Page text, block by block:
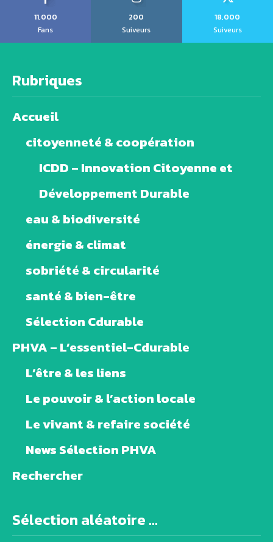
11,000
Fans
200
Suiveurs
18,000
Suiveurs
Rubriques
Accueil
citoyenneté & coopération
ICDD – Innovation Citoyenne et
Développement Durable
eau & biodiversité
énergie & climat
sobriété & circularité
santé & bien-être
Sélection Cdurable
PHVA – L’essentiel-Cdurable
L’être & les liens
Le pouvoir & l’action locale
Le vivant & refaire société
News Sélection PHVA
Rechercher
Sélection aléatoire ...